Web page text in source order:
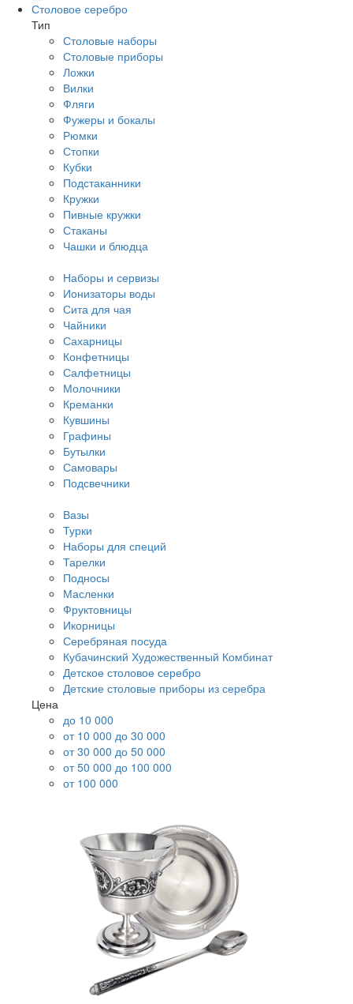
Столовое серебро
Тип
Столовые наборы
Столовые приборы
Ложки
Вилки
Фляги
Фужеры и бокалы
Рюмки
Стопки
Кубки
Подстаканники
Кружки
Пивные кружки
Стаканы
Чашки и блюдца
Наборы и сервизы
Ионизаторы воды
Сита для чая
Чайники
Сахарницы
Конфетницы
Салфетницы
Молочники
Креманки
Кувшины
Графины
Бутылки
Самовары
Подсвечники
Вазы
Турки
Наборы для специй
Тарелки
Подносы
Масленки
Фруктовницы
Икорницы
Серебряная посуда
Кубачинский Художественный Комбинат
Детское столовое серебро
Детские столовые приборы из серебра
Цена
до 10 000
от 10 000 до 30 000
от 30 000 до 50 000
от 50 000 до 100 000
от 100 000